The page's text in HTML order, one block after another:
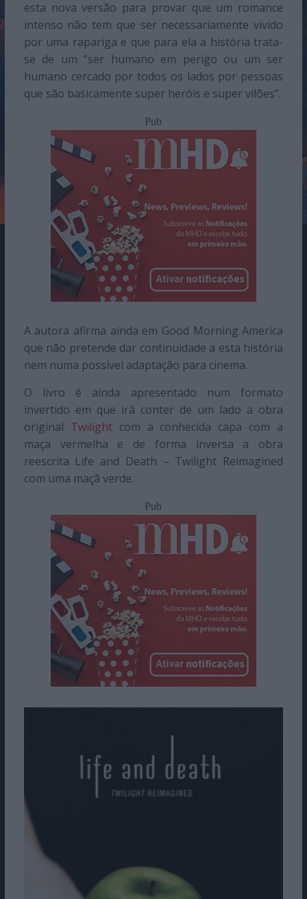
esta nova versão para provar que um romance
intenso não tem que ser necessariamente vivido
por uma rapariga e que para ela a história trata-
se de um “ser humano em perigo ou um ser
humano cercado por todos os lados por pessoas
que são basicamente super heróis e super vilões”.
Pub
A autora afirma ainda em Good Morning America
que não pretende dar continuidade a esta história
nem numa possível adaptação para cinema.
O livro é ainda apresentado num formato
invertido em que irá conter de um lado a obra
original Twilightcom a conhecida capa com a
maça vermelha e de forma inversa a obra
reescrita Life and Death – Twilight Reimagined
com uma maçã verde.
Pub